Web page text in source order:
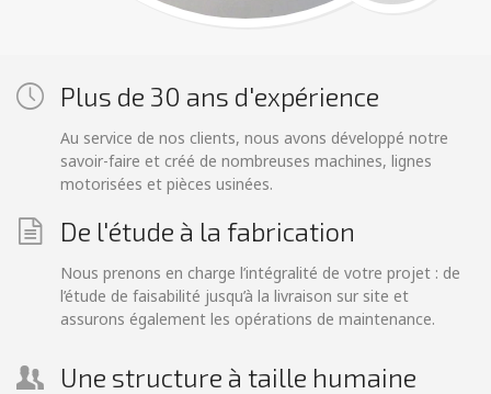
Plus de 30 ans d'expérience
Au service de nos clients, nous avons développé notre
savoir-faire et créé de nombreuses machines, lignes
motorisées et pièces usinées.
De l'étude à la fabrication
Nous prenons en charge l’intégralité de votre projet : de
l’étude de faisabilité jusqu’à la livraison sur site et
assurons également les opérations de maintenance.
Une structure à taille humaine